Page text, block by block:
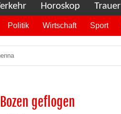
Horoskop Trauer
Politik Wirtschaft Sport
geflogen